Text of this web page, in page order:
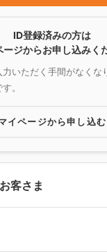
ID登録済みの方は
ージからお申し込みく
いただく手間がなくな
。
イページから申し込む
客さま